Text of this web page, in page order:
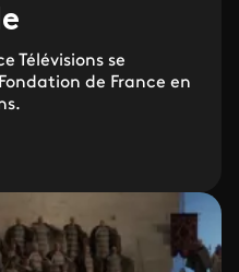
Télévisions se
de France en